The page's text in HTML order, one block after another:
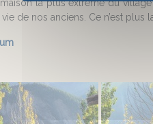
la plus extrème du
de nos anciens. Ce n’est